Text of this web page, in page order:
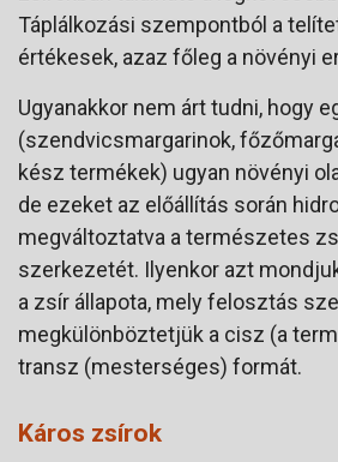
Táplálkozási szempontból a
értékesek, azaz főleg a növényi
Ugyanakkor nem árt tudni, hogy
(szendvicsmargarinok,
kész termékek) ugyan növényi
de ezeket az előállítás során
megváltoztatva a természetes
szerkezetét. Ilyenkor azt
a zsír állapota, mely felosztás
megkülönböztetjük a cisz (a
transz (mesterséges) formát.
Káros zsírok